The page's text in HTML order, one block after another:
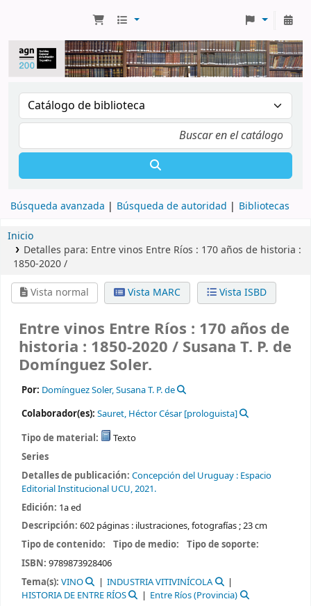
Búsqueda avanzada Búsqueda de autoridad Bibliotecas
Inicio
Detalles para: Entre vinos Entre Ríos : 170 años de historia :
1850-2020 /
Vista normal
Vista MARC Vista ISBD
Entre vinos Entre Ríos : 170 años de
historia : 1850-2020 / Susana T. P. de
Domínguez Soler.
Por: Domínguez Soler, Susana T. P. de
Colaborador(es): Sauret, Héctor César[prologuista]
Tipo de material:
Texto
Series
Detalles de publicación: Concepción del Uruguay : Espacio
Editorial Institucional UCU,2021.
Edición: 1a ed
Descripción: 602 páginas : ilustraciones, fotografías ; 23 cm
Tipo de contenido:
Tipo de medio:
Tipo de soporte:
ISBN: 9789873928406
Tema(s): VINO
INDUSTRIA VITIVINÍCOLA
HISTORIA DE ENTRE RÍOS
Entre Ríos (Provincia)